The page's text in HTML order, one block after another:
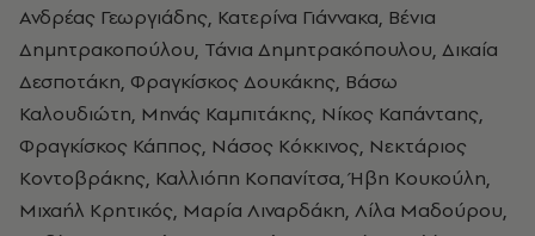
Ανδρέας Γεωργιάδης, Κατερίνα Γιάννακα, Βένια
Δημητρακοπούλου, Τάνια Δημητρακόπουλου, Δικαία
Δεσποτάκη, Φραγκίσκος Δουκάκης, Βάσω
Καλουδιώτη, Μηνάς Καμπιτάκης, Νίκος Καπάνταης,
Φραγκίσκος Κάππος, Νάσος Κόκκινος, Νεκτάριος
Κοντοβράκης, Καλλιόπη Κοπανίτσα, Ήβη Κουκούλη,
Μιχαήλ Κρητικός, Μαρία Λιναρδάκη, Λίλα Μαδούρου,